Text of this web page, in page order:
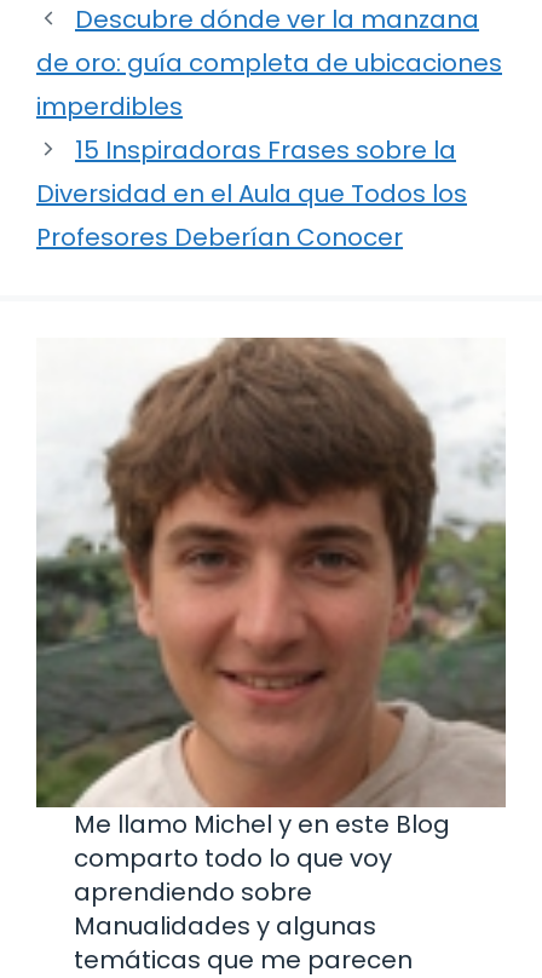
Descubre dónde ver la manzana
de oro: guía completa de ubicaciones
imperdibles
15 Inspiradoras Frases sobre la
Diversidad en el Aula que Todos los
Profesores Deberían Conocer
Me llamo Michel y en este Blog
comparto todo lo que voy
aprendiendo sobre
Manualidades y algunas
temáticas que me parecen